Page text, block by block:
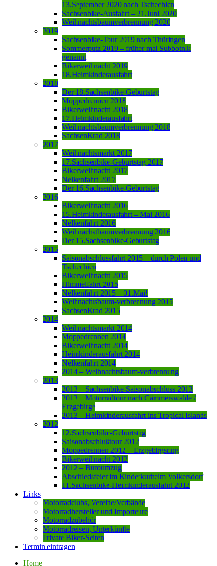
13.September 2020 nach Tschechien
Sachsenbike-Ausfahrt – 21.Juni 2020
Weihnachtsbaumverbrennung 2020
2019
Sachsenbike-Tour 2019 nach Thüringen
Sommerputz 2019 – früher mal Subbotnik
genannt
Bikerweihnacht 2019
18.Heimkinderausfahrt
2018
Der 18.Sachsenbike-Geburtstag
Moppedrennen 2018
Bikerweihnacht 2018
17.Heimkinderausfahrt
Weihnachtsbaumverbrennung 2018
SachsenKrad 2018
2017
Weihnachtsmarkt 2017
17.Sachsenbike-Geburtstag 2017
Bikerweihnacht 2017
Nelkenfahrt 2017
Der 16.Sachsenbike-Geburtstag
2016
Bikerweihnacht 2016
15.Heimkinderausfahrt – Mai 2016
Nelkenfahrt 2016
Weihnachstbaumverbrennung 2016
Der 15.Sachsenbike-Geburtstag
2015
Saisonabschlussfahrt 2015 – durch Polen und
Tschechien
Bikerweihnacht 2015
Himmelfahrt 2015
Nelkenfahrt 2015 – 01.Mai!
Weihnachtsbaum-verbrennung 2015
SachsenKrad 2015
2014
Weihnachtsmarkt 2014
Moppedrennen 2014
Bikerweihnacht 2014
Heimkinderausfahrt 2014
Nelkenfahrt 2014
2014 – Weihnachtsbaum-verbrennung
2013
2013 – Sachsenbike-Saisonabschluss 2013
2013 – Motorradtour nach Cämmerswalde /
Erzgebirge
2013 – Heimkinderausfahrt ins Tropical Islands
2012
12.Sachsenbike-Geburtstag
Saisonabschlußtour 2012
Moppedrennen 2012 – Erzgebirgsring
Bikerweihnacht 2012
2012 – Büroumzug
Abschiedsfeier im Kinderkurheim Volkersdorf
11.Sachsenbike-Heimkinderausfahrt 2012
Links
Motorradclubs, Vereine/Verbände
Motorradhersteller und Importeure
Motorradzubehör
Motorradreisen, Unterkünfte
Private Biker-Seiten
Termin eintragen
Home